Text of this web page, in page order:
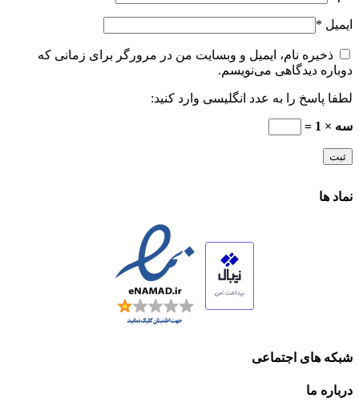
ایمیل *
ذخیره نام، ایمیل و وبسایت من در مرورگر برای زمانی که
دوباره دیدگاهی می‌نویسم.
لطفا پاسخ را به عدد انگلیسی وارد کنید:
سه × 1 =
نماد ها
شبکه های اجتماعی
درباره ما